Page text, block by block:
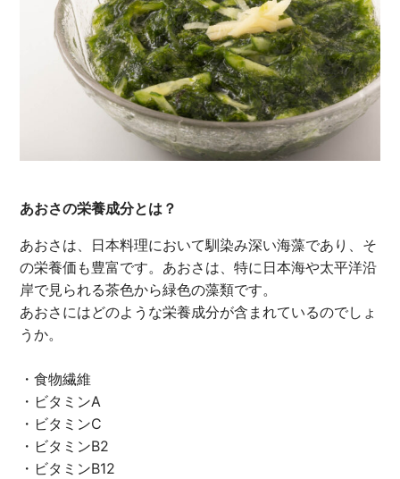
あおさの栄養成分とは？
あおさは、日本料理において馴染み深い海藻であり、そ
の栄養価も豊富です。あおさは、特に日本海や太平洋沿
岸で見られる茶色から緑色の藻類です。
あおさにはどのような栄養成分が含まれているのでしょ
うか。
・食物繊維
・ビタミンA
・ビタミンC
・ビタミンB2
・ビタミンB12